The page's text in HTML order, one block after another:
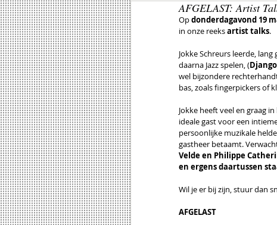
AFGELAST: Artist
Op donderdagavond 19
in onze reeks artist talks.
Jokke Schreurs leerde, lang
daarna Jazz spelen, (
wel bijzondere
bas, zoals fingerpickers of
Jokke heeft veel en graag
ideale gast voor een
persoonlijke muzikale
gastheer betaamt.
Velde en Philippe
en ergens daartussen
Wil je er bij zijn, stuur dan
AFGELAST